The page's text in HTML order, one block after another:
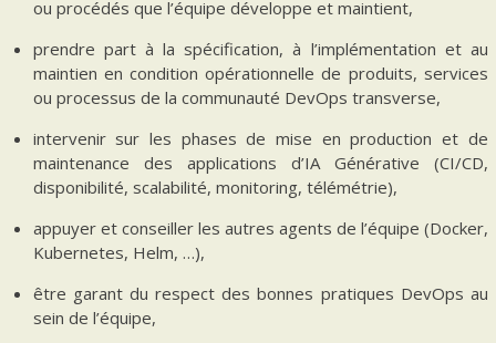
ou procédés que l’équipe développe et maintient,
prendre part à la spécification, à l’implémentation et au
maintien en condition opérationnelle de produits, services
ou processus de la communauté DevOps transverse,
intervenir sur les phases de mise en production et de
maintenance des applications d’IA Générative (CI/CD,
disponibilité, scalabilité, monitoring, télémétrie),
appuyer et conseiller les autres agents de l’équipe (Docker,
Kubernetes, Helm, …),
être garant du respect des bonnes pratiques DevOps au
sein de l’équipe,